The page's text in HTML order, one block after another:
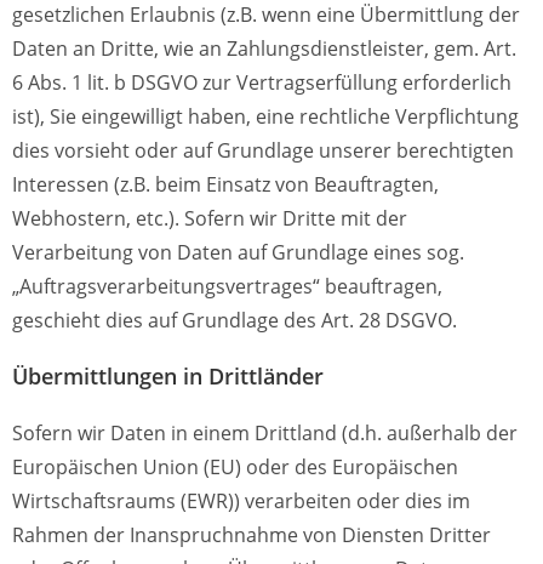
gesetzlichen Erlaubnis (z.B. wenn eine Übermittlung der
Daten an Dritte, wie an Zahlungsdienstleister, gem. Art.
6 Abs. 1 lit. b DSGVO zur Vertragserfüllung erforderlich
ist), Sie eingewilligt haben, eine rechtliche Verpflichtung
dies vorsieht oder auf Grundlage unserer berechtigten
Interessen (z.B. beim Einsatz von Beauftragten,
Webhostern, etc.). Sofern wir Dritte mit der
Verarbeitung von Daten auf Grundlage eines sog.
„Auftragsverarbeitungsvertrages“ beauftragen,
geschieht dies auf Grundlage des Art. 28 DSGVO.
Übermittlungen in Drittländer
Sofern wir Daten in einem Drittland (d.h. außerhalb der
Europäischen Union (EU) oder des Europäischen
Wirtschaftsraums (EWR)) verarbeiten oder dies im
Rahmen der Inanspruchnahme von Diensten Dritter